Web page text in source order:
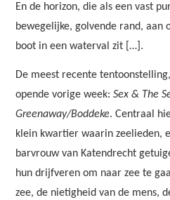
En de horizon, die als een vast
bewegelijke, golvende rand, aan
boot in een waterval zit […].
De meest recente
opende vorige week:Sex & The
Greenaway/Boddeke. Centraal
klein kwartier waarin zeelieden,
barvrouw van Katendrecht
hun drijfveren om naar zee te
zee, de nietigheid van de mens,